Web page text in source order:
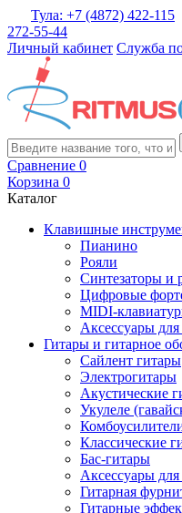
Тула: +7 (4872) 422-115
272-55-44
Личный кабинет Служба
Сравнение 0
Корзина 0
Каталог
Клавишные
Пианино
Рояли
Синтезаторы и
Цифровые
MIDI-
Аксессуары
Гитары и гитарное
Сайлент гитары
Электрогитары
Акустические
Укулеле
Классические
Бас-гитары
Аксессуары для
Гитарная
Гитарные